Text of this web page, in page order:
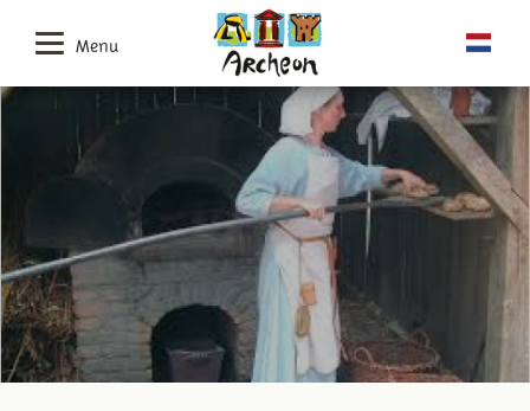
Menu